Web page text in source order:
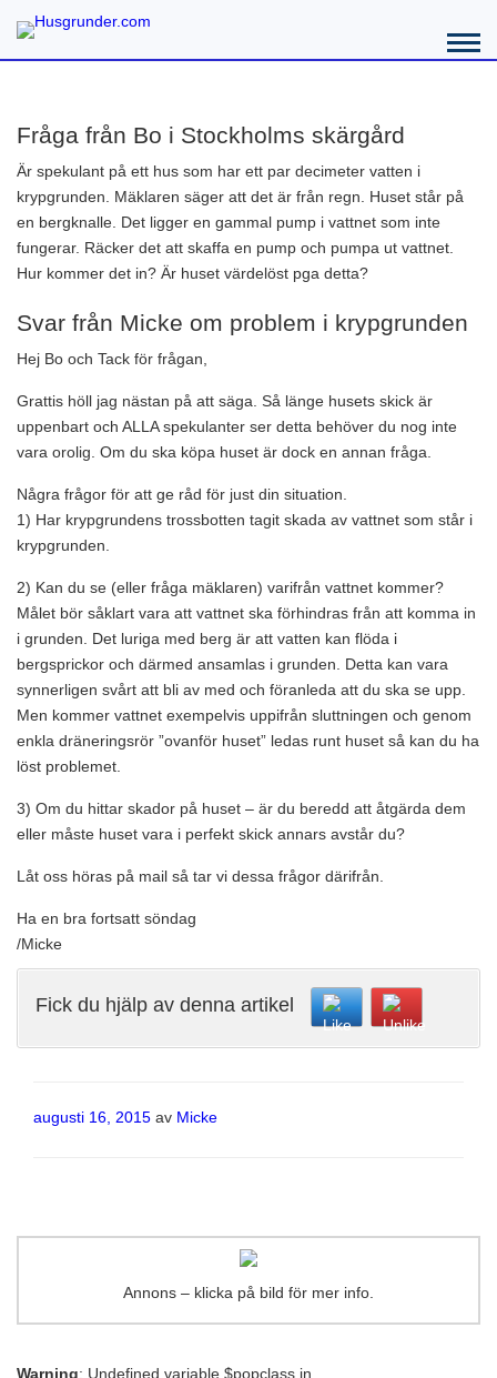
Fråga från Bo i Stockholms skärgård
Är spekulant på ett hus som har ett par decimeter vatten i
krypgrunden. Mäklaren säger att det är från regn. Huset står på
en bergknalle. Det ligger en gammal pump i vattnet som inte
fungerar. Räcker det att skaffa en pump och pumpa ut vattnet.
Hur kommer det in? Är huset värdelöst pga detta?
Svar från Micke om problem i krypgrunden
Hej Bo och Tack för frågan,
Grattis höll jag nästan på att säga. Så länge husets skick är
uppenbart och ALLA spekulanter ser detta behöver du nog inte
vara orolig. Om du ska köpa huset är dock en annan fråga.
Några frågor för att ge råd för just din situation.
1) Har krypgrundens trossbotten tagit skada av vattnet som står i
krypgrunden.
2) Kan du se (eller fråga mäklaren) varifrån vattnet kommer?
Målet bör såklart vara att vattnet ska förhindras från att komma in
i grunden. Det luriga med berg är att vatten kan flöda i
bergsprickor och därmed ansamlas i grunden. Detta kan vara
synnerligen svårt att bli av med och föranleda att du ska se upp.
Men kommer vattnet exempelvis uppifrån sluttningen och genom
enkla dräneringsrör ”ovanför huset” ledas runt huset så kan du ha
löst problemet.
3) Om du hittar skador på huset – är du beredd att åtgärda dem
eller måste huset vara i perfekt skick annars avstår du?
Låt oss höras på mail så tar vi dessa frågor därifrån.
Ha en bra fortsatt söndag
/Micke
Fick du hjälp av denna artikel
Publicerat
augusti 16, 2015 av Micke
Annons – klicka på bild för mer info.
Warning: Undefined variable $popclass in